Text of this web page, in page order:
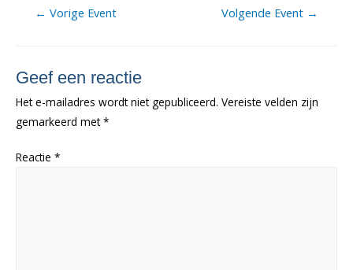
Berichtnavigatie
← Vorige Event Volgende Event →
Geef een reactie
Het e-mailadres wordt niet gepubliceerd. Vereiste velden zijn
gemarkeerd met*
Reactie *